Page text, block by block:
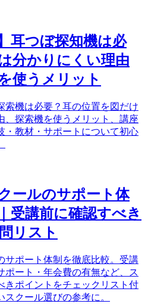
耳つぼ探知機は必
分かりにくい理由
使うメリット
索機は必要？耳の位置を図だけ
、探索機を使うメリット、講座
・教材・サポートについて初心
ールのサポート体
受講前に確認すべき
リスト
サポート体制を徹底比較。受講
ポート・年会費の有無など、ス
きポイントをチェックリスト付
クール選びの参考に。